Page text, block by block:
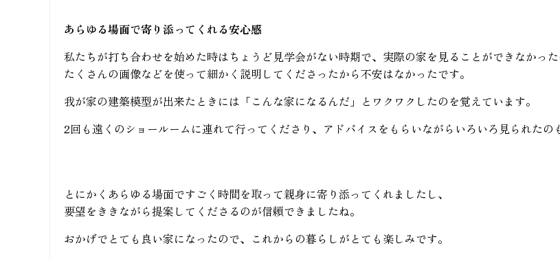
あらゆる場面で寄り添ってくれる安心感
私たちが打ち合わせを始めた時はちょうど見学会がない時期で、実際の家を見ることができなかった
たくさんの画像などを使って細かく説明してくださったから不安はなかったです。
我が家の建築模型が出来たときには「こんな家になるんだ」とワクワクしたのを覚えています。
2回も遠くのショールームに連れて行ってくださり、アドバイスをもらいながらいろいろ見られたの
とにかくあらゆる場面ですごく時間を取って親身に寄り添ってくれましたし、
要望をききながら提案してくださるのが信頼できましたね。
おかげでとても良い家になったので、これからの暮らしがとても楽しみです。